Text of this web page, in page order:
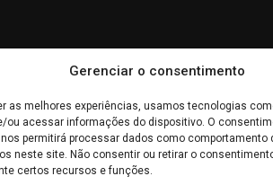
Gerenciar o consentimento
as melhores experiências, usamos tecnologias
ou acessar informações do dispositivo. O
permitirá processar dados como comportamento
neste site. Não consentir ou retirar o
certos recursos e funções.
devem ser interpretadas como